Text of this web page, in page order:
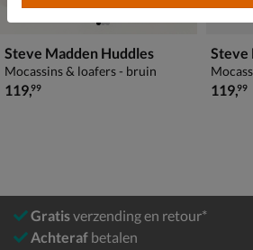
Steve Madden Huddles
Mocassins & loafers - bruin
€ 119,99
119,99
Steve
€
119,99
Gratisverzending en retour*
Achteraf betalen